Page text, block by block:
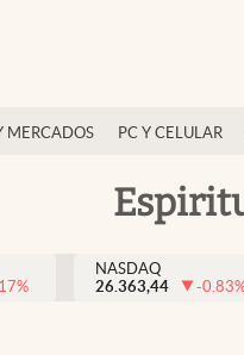
MERCADOS PC Y CELULAR
%
NASDAQ
26.363,44
-0.83